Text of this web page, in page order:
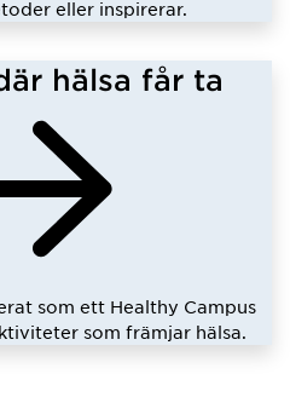
eller inspirerar.
hälsa får ta
som ett Healthy Campus
som främjar hälsa.